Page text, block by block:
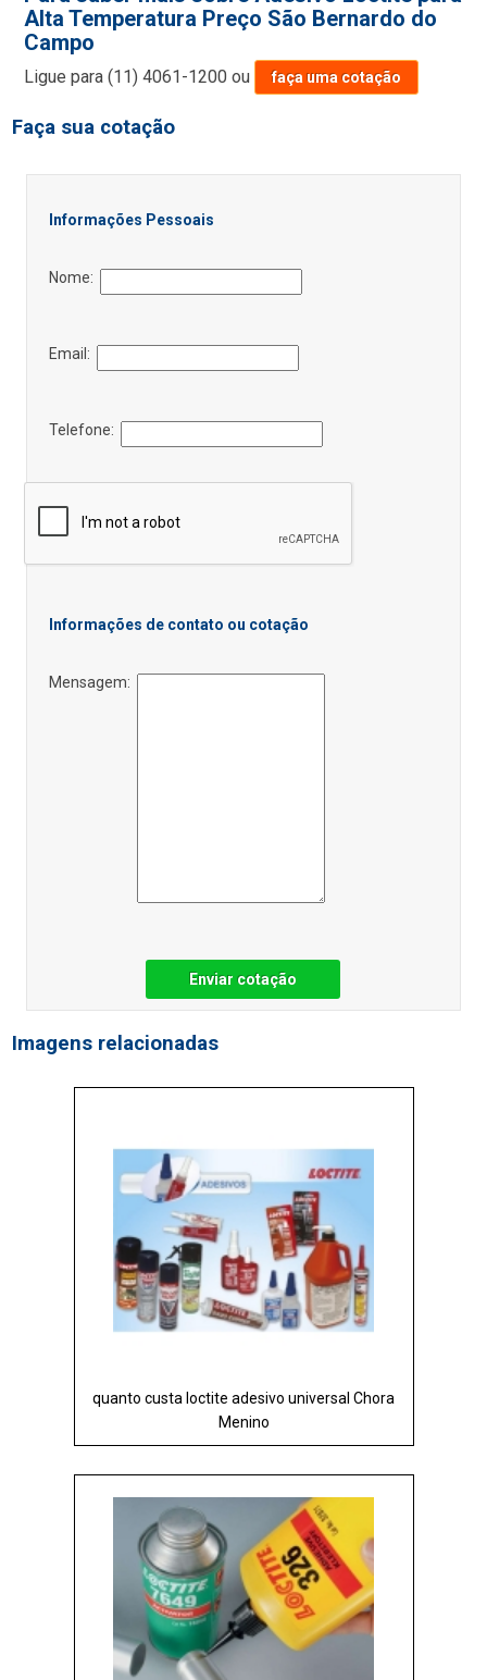
Alta Temperatura Preço São Bernardo do
Campo
Ligue para(11) 4061-1200 ou faça uma cotação
Faça sua cotação
Informações Pessoais
Nome:
Email:
Telefone:
Informações de contato ou cotação
Mensagem:
Enviar cotação
Imagens relacionadas
quanto custa loctite adesivo universal Chora
Menino